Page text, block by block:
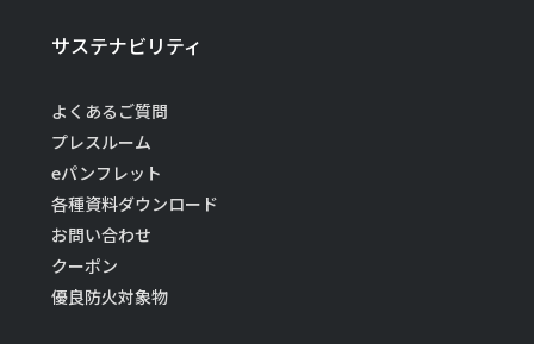
サステナビリティ
よくあるご質問
プレスルーム
eパンフレット
各種資料ダウンロード
お問い合わせ
クーポン
優良防火対象物